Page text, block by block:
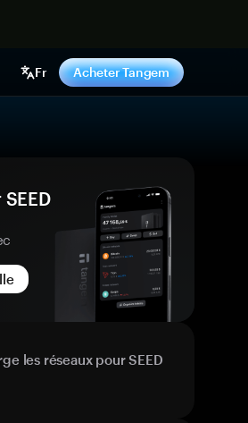
Fr Acheter Tangem
les réseaux pour SEED